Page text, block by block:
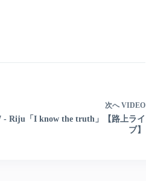
次へVIDEO
- Riju「I know the truth」【路上ライ
ブ】